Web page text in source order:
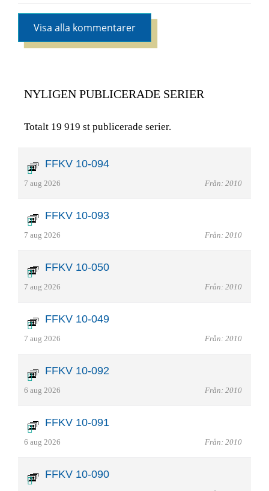
Visa alla kommentarer
NYLIGEN PUBLICERADE SERIER
Totalt 19 919 st publicerade serier.
FFKV 10-094
7 aug 2026 Från: 2010
FFKV 10-093
7 aug 2026 Från: 2010
FFKV 10-050
7 aug 2026 Från: 2010
FFKV 10-049
7 aug 2026 Från: 2010
FFKV 10-092
6 aug 2026 Från: 2010
FFKV 10-091
6 aug 2026 Från: 2010
FFKV 10-090